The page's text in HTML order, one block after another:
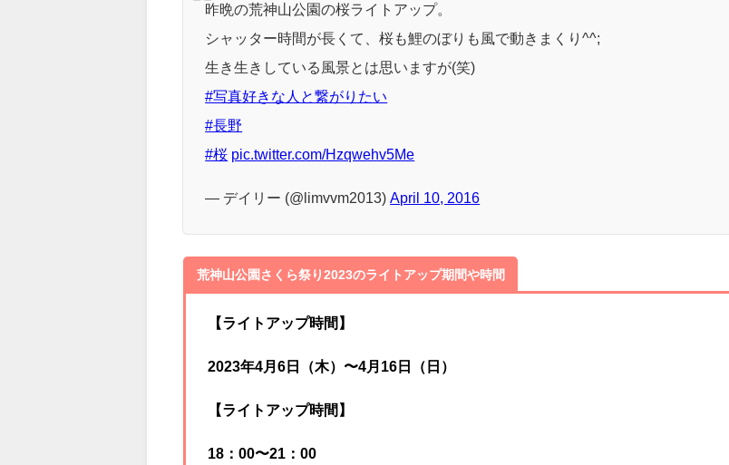
荒神山さくら祭りでは、夜桜のライトアップも開催されます。
昨晩の荒神山公園の桜ライトアップ。
生き生きしている風景とは思いますが(笑)
#写真好きな人と繋がりたい
#桜 pic.twitter.com/Hzqwehv5Me
— デイリー (@limvvm2013)April 10, 2016
荒神山公園さくら祭り2023のライトアップ期間や時間
【ライトアップ時間】